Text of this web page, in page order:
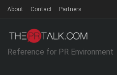
About Contact Partners
Reference for PR Environment